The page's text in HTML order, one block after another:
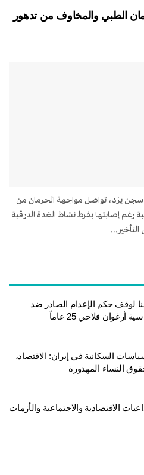
الطبي والمخاوف من تدهور
سجن يزد، تواصل مواجهة الحرمان من
رغم إصابتها بفرط نشاط الغدة الدرقية
لوقف حكم الإعدام الصادر ضد
أرغوان فلاحي 25 عاماً
السكانية في إيران: الاقتصاد،
النساء المهدورة
الاقتصادية والاجتماعية والأزمات